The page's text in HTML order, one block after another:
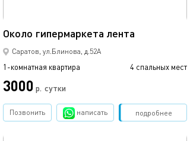
Около гипермаркета лента
Саратов, ул.Блинова, д.52А
1-комнатная квартира 4 спальных мест
3000 р. сутки
подробнее
Позвонить написать Забронировать